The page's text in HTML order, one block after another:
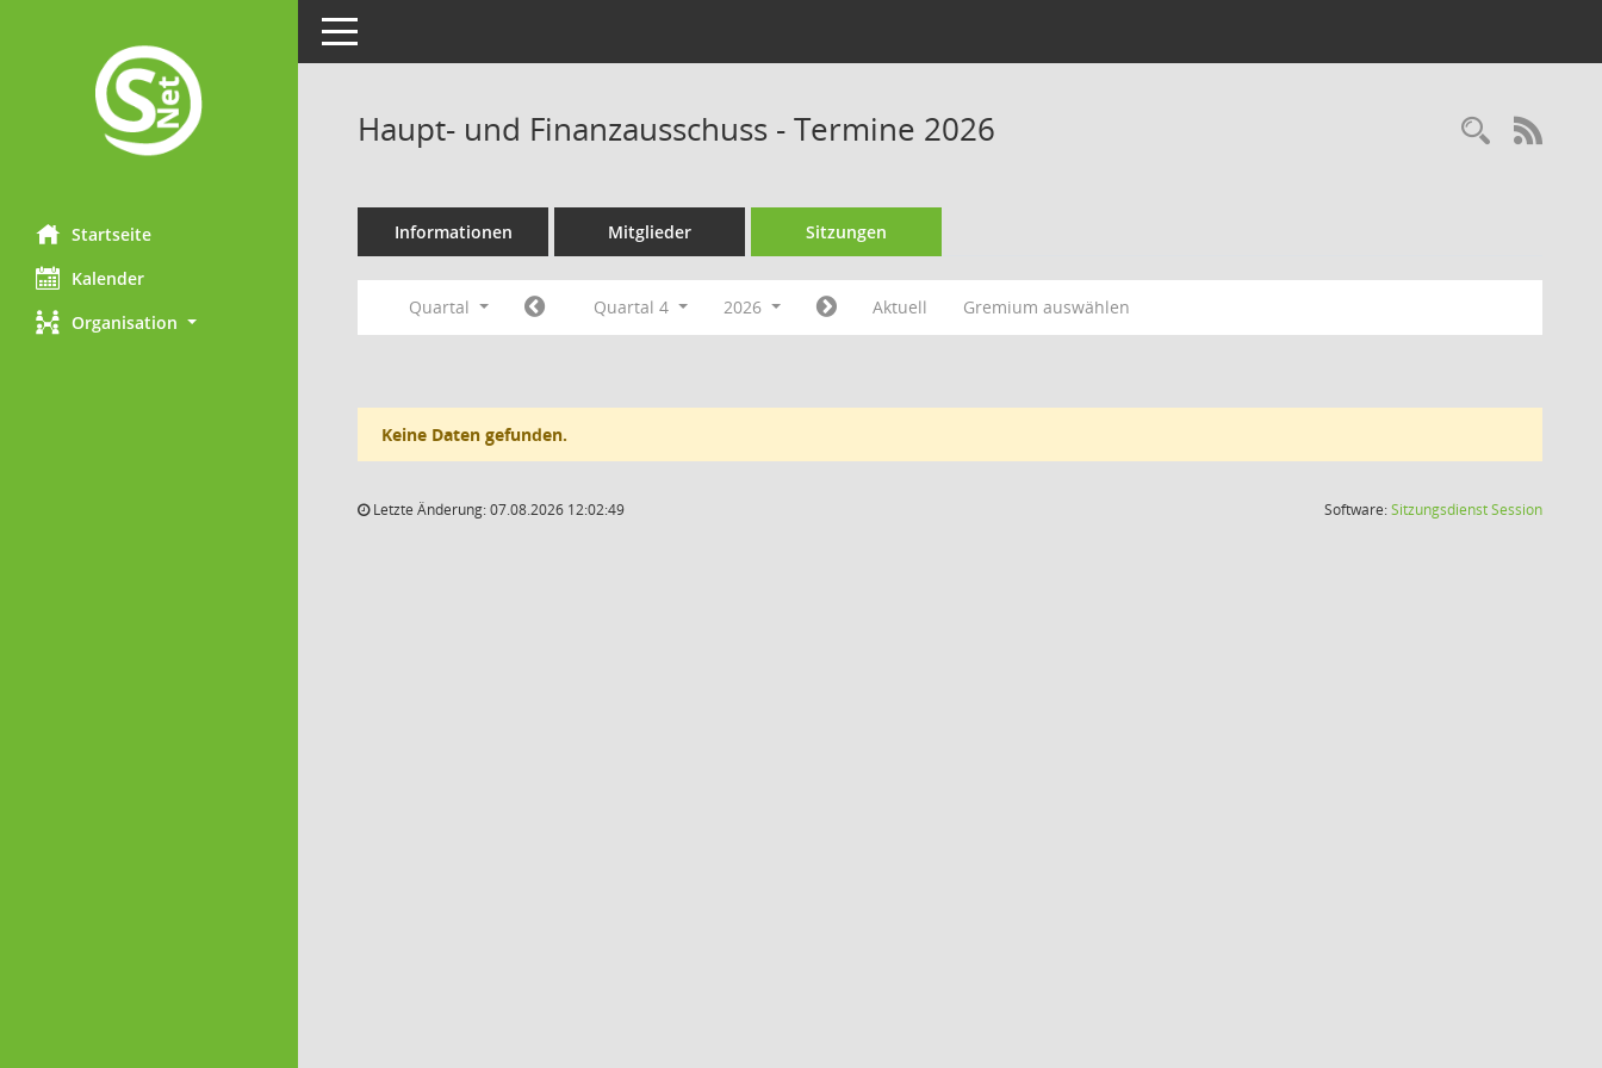
Startseite
Kalender
Organisation
Toggle navigation
Haupt- und Finanzausschuss - Termine 2026
Informationen Mitglieder Sitzungen
Quartal Quartal 4 2026 Aktuell Gremium auswählen
Keine Daten gefunden.
Letzte Änderung: 07.08.2026 12:02:49 Software:SitzungsdienstSession(Wird in